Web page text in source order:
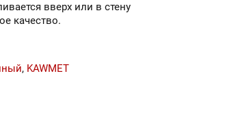
вверх или в стену
качество.
, KAWMET